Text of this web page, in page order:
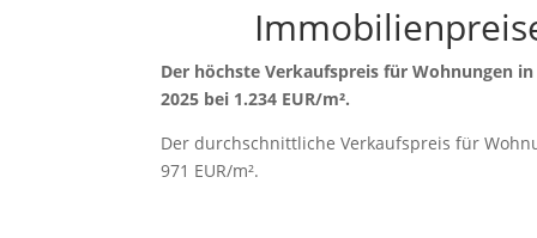
Der höchste Verkaufspreis für Wohnungen
2025 bei 1.234 EUR/m².
Der durchschnittliche Verkaufspreis für
971 EUR/m².